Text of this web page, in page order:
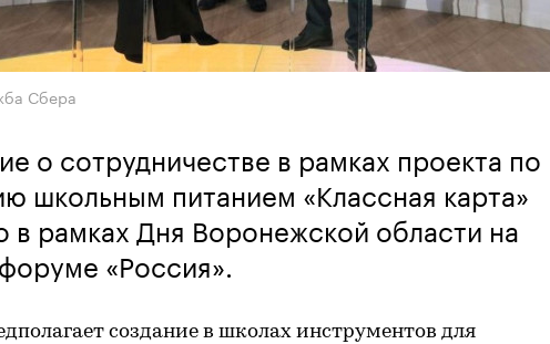
Сбера
о сотрудничестве в рамках проекта по
школьным питанием «Классная карта»
в рамках Дня Воронежской области на
«Россия».
создание в школах инструментов для